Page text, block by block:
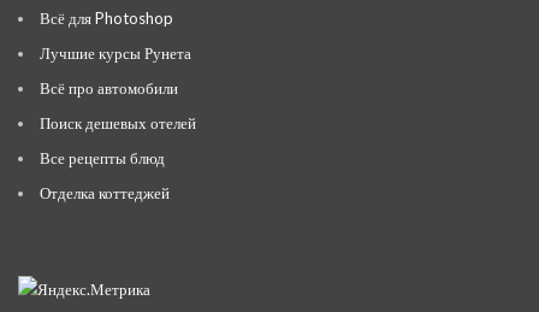
Всё для Photoshop
Лучшие курсы Рунета
Всё про автомобили
Поиск дешевых отелей
Все рецепты блюд
Отделка коттеджей